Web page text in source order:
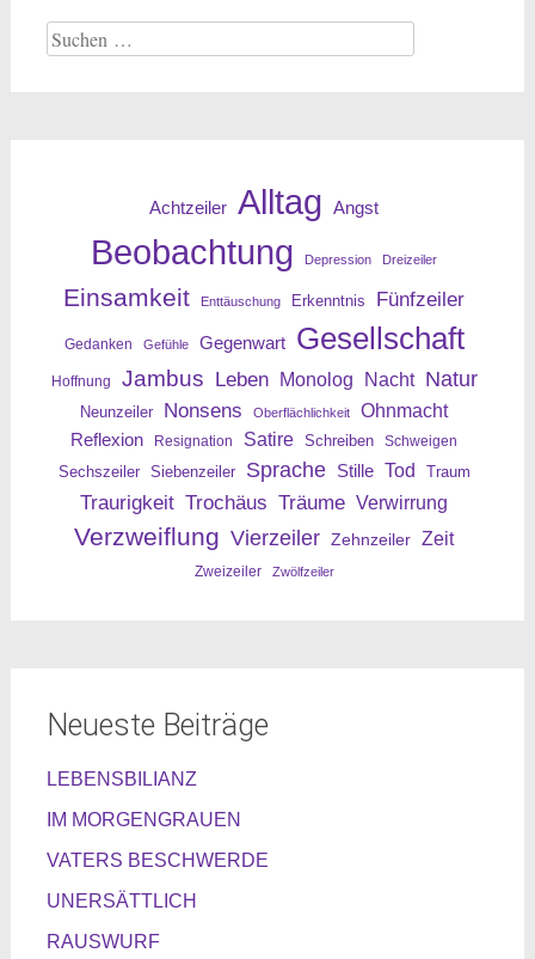
Suche
nach:
Achtzeiler Alltag Angst
Beobachtung Depression Dreizeiler
Einsamkeit Enttäuschung Erkenntnis Fünfzeiler
Gedanken Gefühle Gegenwart Gesellschaft
Hoffnung Jambus Leben Monolog Nacht Natur
Neunzeiler Nonsens Oberflächlichkeit
Ohnmacht
Reflexion
Resignation Satire Schreiben Schweigen
Sechszeiler Siebenzeiler Sprache Stille Tod Traum
Traurigkeit Trochäus Träume Verwirrung
Verzweiflung Vierzeiler Zehnzeiler Zeit
Zweizeiler Zwölfzeiler
Neueste Beiträge
LEBENSBILIANZ
IM MORGENGRAUEN
VATERS BESCHWERDE
UNERSÄTTLICH
RAUSWURF